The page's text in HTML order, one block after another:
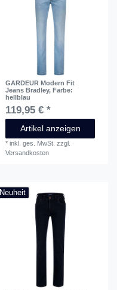
GARDEUR Modern Fit
Jeans Bradley, Farbe:
hellblau
119,95 € *
Artikel anzeigen
*inkl. ges. MwSt. zzgl.
Versandkosten
Neuheit